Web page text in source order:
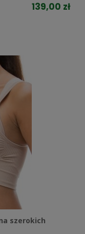
139,00 zł
szerokich